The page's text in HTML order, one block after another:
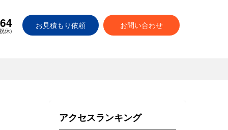
休)
お見積もり依頼 お問い合わせ
アクセスランキング